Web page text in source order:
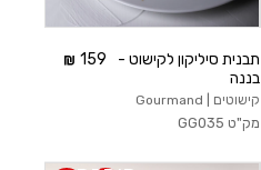
תבנית סיליקון לקישוט -
בננה
קישוטים | Gourmand
מק"ט GG035
159